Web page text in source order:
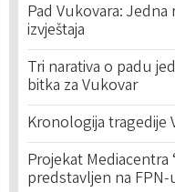
Pad Vukovara: Jedna
izvještaja
Tri narativa o padu
bitka za Vukovar
Kronologija tragedije
Projekat Mediacentra
predstavljen na FPN-